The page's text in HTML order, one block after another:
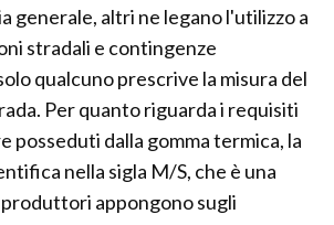
generale, altri ne legano l'utilizzo a
stradali e contingenze
qualcuno prescrive la misura del
Per quanto riguarda i requisiti
posseduti dalla gomma termica, la
nella sigla M/S, che è una
appongono sugli